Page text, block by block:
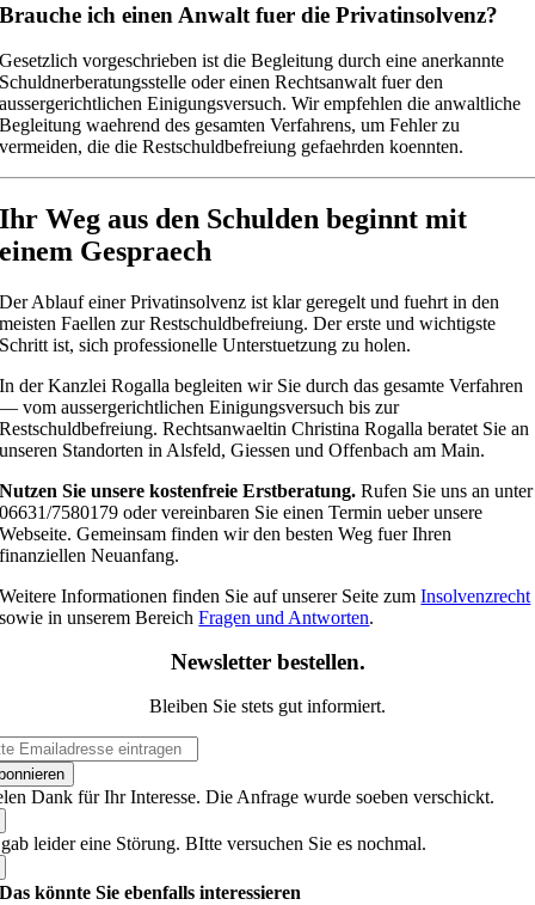
Brauche ich einen Anwalt fuer die Privatinsolvenz?
Gesetzlich vorgeschrieben ist die Begleitung durch eine anerkannte
Schuldnerberatungsstelle oder einen Rechtsanwalt fuer den
aussergerichtlichen Einigungsversuch. Wir empfehlen die anwaltliche
Begleitung waehrend des gesamten Verfahrens, um Fehler zu
vermeiden, die die Restschuldbefreiung gefaehrden koennten.
Ihr Weg aus den Schulden beginnt mit
einem Gespraech
Der Ablauf einer Privatinsolvenz ist klar geregelt und fuehrt in den
meisten Faellen zur Restschuldbefreiung. Der erste und wichtigste
Schritt ist, sich professionelle Unterstuetzung zu holen.
In der Kanzlei Rogalla begleiten wir Sie durch das gesamte Verfahren
— vom aussergerichtlichen Einigungsversuch bis zur
Restschuldbefreiung. Rechtsanwaeltin Christina Rogalla beratet Sie an
unseren Standorten in Alsfeld, Giessen und Offenbach am Main.
Nutzen Sie unsere kostenfreie Erstberatung. Rufen Sie uns an unter
06631/7580179 oder vereinbaren Sie einen Termin ueber unsere
Webseite. Gemeinsam finden wir den besten Weg fuer Ihren
finanziellen Neuanfang.
Weitere Informationen finden Sie auf unserer Seite zumInsolvenzrecht
sowie in unserem BereichFragen und Antworten.
Newsletter bestellen.
Bleiben Sie stets gut informiert.
Dank für Ihr Interesse. Die Anfrage wurde soeben verschickt.
leider eine Störung. BItte versuchen Sie es nochmal.
Das könnte Sie ebenfalls interessieren